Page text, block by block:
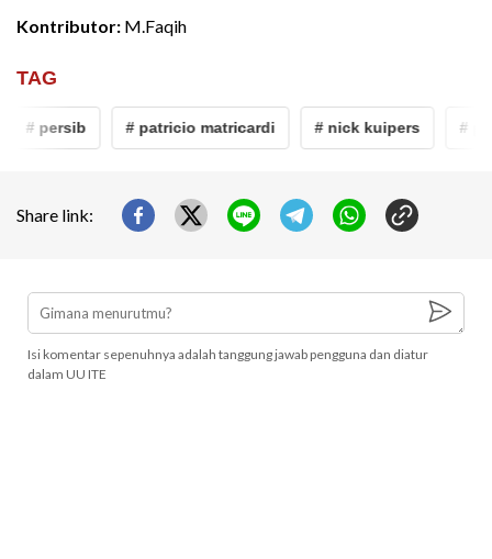
Kontributor: M.Faqih
TAG
# persib # patricio matricardi # nick kuipers #
Share link:
Isi komentar sepenuhnya adalah tanggung jawab pengguna dan diatur
dalam UU ITE